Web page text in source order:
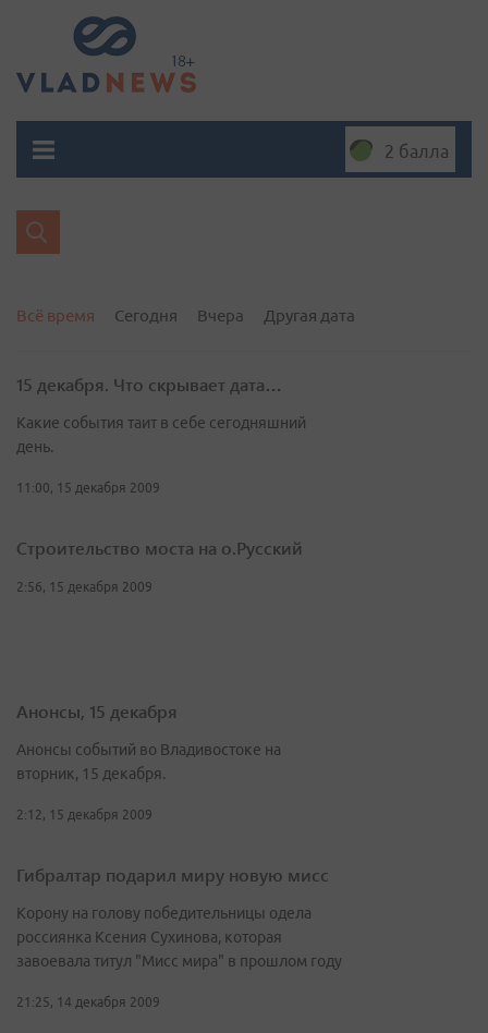
2 балла
Всё время Сегодня Вчера Другая дата
15 декабря. Что скрывает дата…
Какие события таит в себе сегодняшний
день.
11:00, 15 декабря 2009
Строительство моста на о.Русский
2:56, 15 декабря 2009
Анонсы, 15 декабря
Анонсы событий во Владивостоке на
вторник, 15 декабря.
2:12, 15 декабря 2009
Гибралтар подарил миру новую мисс
Корону на голову победительницы одела
россиянка Ксения Сухинова, которая
завоевала титул "Мисс мира" в прошлом году
21:25, 14 декабря 2009